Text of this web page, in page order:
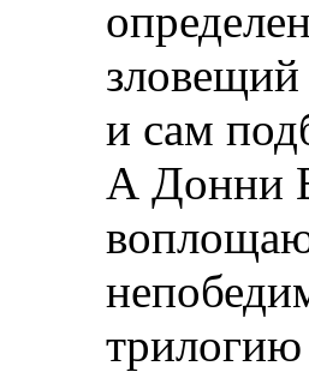
и сам
А Донни